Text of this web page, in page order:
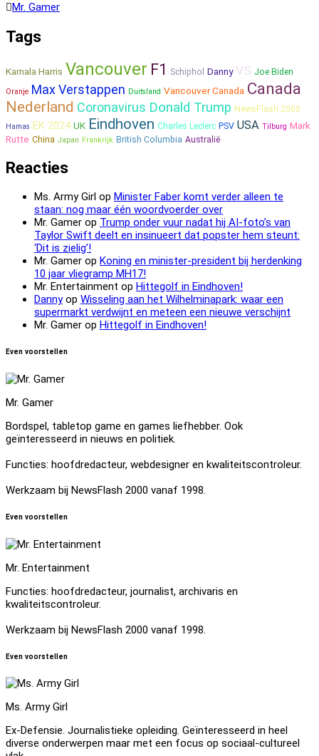
Mr. Gamer
Tags
Kamala Harris Vancouver F1 Schiphol Danny VS Joe Biden
Oranje Max Verstappen Duitsland Vancouver Canada Canada
Nederland Coronavirus Donald Trump NewsFlash 2000
Hamas EK 2024 UK Eindhoven Charles Leclerc PSV USA Tilburg Mark
Rutte China Japan Frankrijk British Columbia Australië
Reacties
Ms. Army Girl op Minister Faber komt verder alleen te
staan: nog maar één woordvoerder over
Mr. Gamer op Trump onder vuur nadat hij AI-foto’s van
Taylor Swift deelt en insinueert dat popster hem steunt:
‘Dit is zielig’!
Mr. Gamer op Koning en minister-president bij herdenking
10 jaar vliegramp MH17!
Mr. Entertainment op Hittegolf in Eindhoven!
Dannyop Wisseling aan het Wilhelminapark: waar een
supermarkt verdwijnt en meteen een nieuwe verschijnt
Mr. Gamer op Hittegolf in Eindhoven!
Even voorstellen
Mr. Gamer
Bordspel, tabletop game en games liefhebber. Ook
geïnteresseerd in nieuws en politiek.
Functies: hoofdredacteur, webdesigner en kwaliteitscontroleur.
Werkzaam bij NewsFlash 2000 vanaf 1998.
Even voorstellen
Mr. Entertainment
Functies: hoofdredacteur, journalist, archivaris en
kwaliteitscontroleur.
Werkzaam bij NewsFlash 2000 vanaf 1998.
Even voorstellen
Ms. Army Girl
Ex-Defensie. Journalistieke opleiding. Geïnteresseerd in heel
diverse onderwerpen maar met een focus op sociaal-cultureel